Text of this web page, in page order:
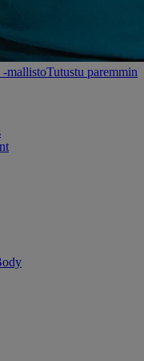
-mallistoTutustu paremmin